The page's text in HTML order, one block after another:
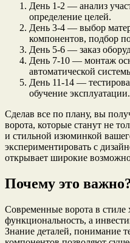
День 1-2 — анализ
определение целей.
День 3-4 — выбор
компонентов, подбор
День 5-6 — заказ
День 7-10 — монтаж
автоматической
День 11-14 —
обучение эксплуатации.
Сделав все по плану, вы
ворота, которые станут не
и стильной изюминкой
экспериментировать с
открывает широкие
Почему это
Современные ворота в
функциональность, а
Знание деталей, понимание